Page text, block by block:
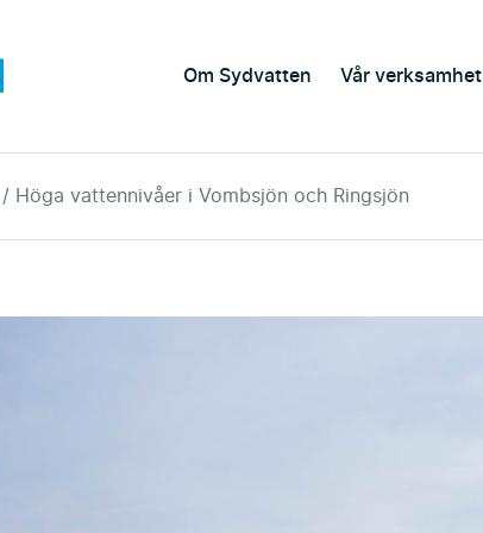
Om Sydvatten Vår verksamhet
Höga vattennivåer i Vombsjön och Ringsjön